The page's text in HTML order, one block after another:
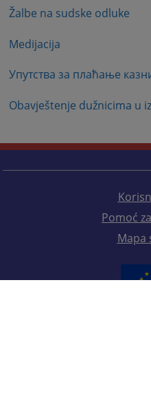
Žalbe na sudske odluke
Medijacija
Упутства за плаћање
Obavještenje dužnicima u
Pomoć
Mapa